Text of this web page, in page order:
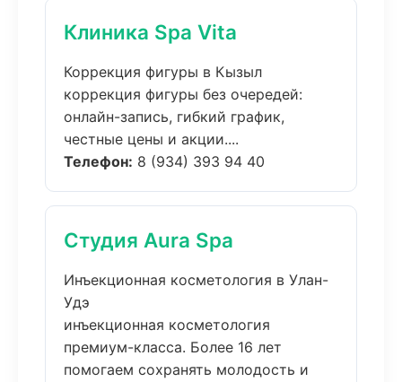
Клиника Spa Vita
Коррекция фигуры в Кызыл
коррекция фигуры без очередей:
онлайн-запись, гибкий график,
честные цены и акции....
Телефон: 8 (934) 393 94 40
Студия Aura Spa
Инъекционная косметология в Улан-
Удэ
инъекционная косметология
премиум-класса. Более 16 лет
помогаем сохранять молодость и